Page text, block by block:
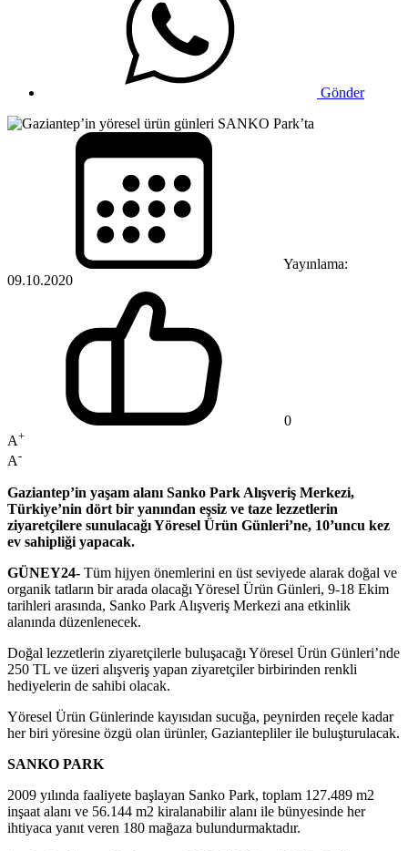
Gönder
Yayınlama:
09.10.2020
0
A+
A-
Gaziantep’in yaşam alanı Sanko Park Alışveriş Merkezi,
Türkiye’nin dört bir yanından eşsiz ve taze lezzetlerin
ziyaretçilere sunulacağı Yöresel Ürün Günleri’ne, 10’uncu kez
ev sahipliği yapacak.
GÜNEY24- Tüm hijyen önemlerini en üst seviyede alarak doğal ve
organik tatların bir arada olacağı Yöresel Ürün Günleri, 9-18 Ekim
tarihleri arasında, Sanko Park Alışveriş Merkezi ana etkinlik
alanında düzenlenecek.
Doğal lezzetlerin ziyaretçilerle buluşacağı Yöresel Ürün Günleri’nde
250 TL ve üzeri alışveriş yapan ziyaretçiler birbirinden renkli
hediyelerin de sahibi olacak.
Yöresel Ürün Günlerinde kayısıdan sucuğa, peynirden reçele kadar
her biri yöresine özgü olan ürünler, Gaziantepliler ile buluşturulacak.
SANKO PARK
2009 yılında faaliyete başlayan Sanko Park, toplam 127.489 m2
inşaat alanı ve 56.144 m2 kiralanabilir alanı ile bünyesinde her
ihtiyaca yanıt veren 180 mağaza bulundurmaktadır.